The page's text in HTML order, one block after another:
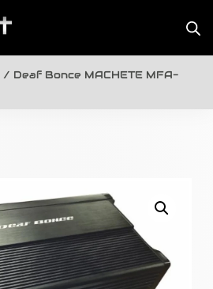
/ Deaf Bonce MACHETE MFA-